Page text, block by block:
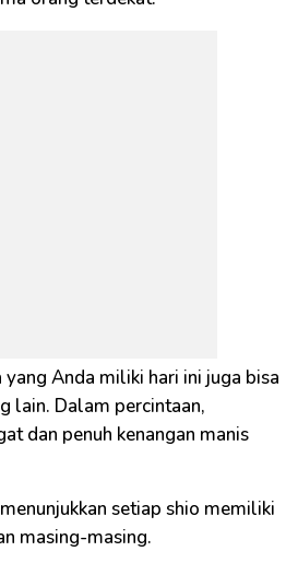
yang Anda miliki hari ini juga bisa
lain. Dalam percintaan,
dan penuh kenangan manis
setiap shio memiliki
masing-masing.